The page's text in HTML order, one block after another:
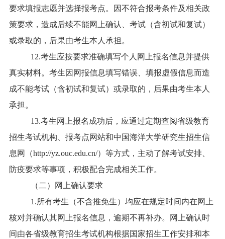
要求填报志愿并选择报考点。因不符合报考条件及相关政
策要求，造成后续不能网上确认、考试（含初试和复试）
或录取的，后果由考生本人承担。
12.考生应按要求准确填写个人网上报名信息并提供
真实材料。考生因网报信息填写错误、填报虚假信息而造
成不能考试（含初试和复试）或录取的，后果由考生本人
承担。
13.考生网上报名成功后，应通过定期查阅省级教育
招生考试机构、报考点网站和中国海洋大学研究生招生信
息网（http://yz.ouc.edu.cn/）等方式，主动了解考试安排、
防疫要求等事项，积极配合完成相关工作。
（二）网上确认要求
1.所有考生（不含推免生）均应在规定时间内在网上
核对并确认其网上报名信息，逾期不再补办。网上确认时
间由各省级教育招生考试机构根据国家招生工作安排和本